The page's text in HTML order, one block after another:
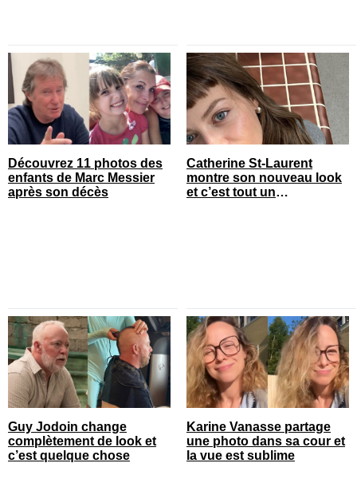
Découvrez 11 photos des
enfants de Marc Messier
après son décès
Catherine St-Laurent
montre son nouveau look
et c’est tout un
Guy Jodoin change
complètement de look et
c’est quelque chose
Karine Vanasse partage
une photo dans sa cour et
la vue est sublime